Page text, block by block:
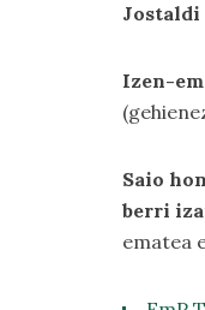
Izen-
Saio
berri
ematea